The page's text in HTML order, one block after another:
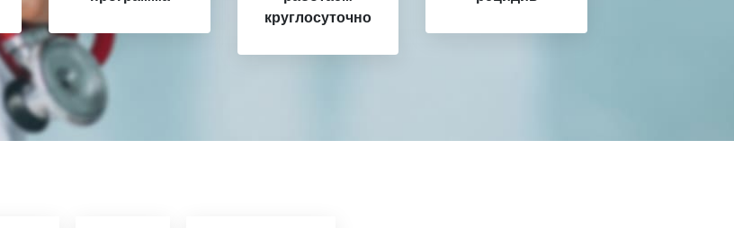
круглосуточно